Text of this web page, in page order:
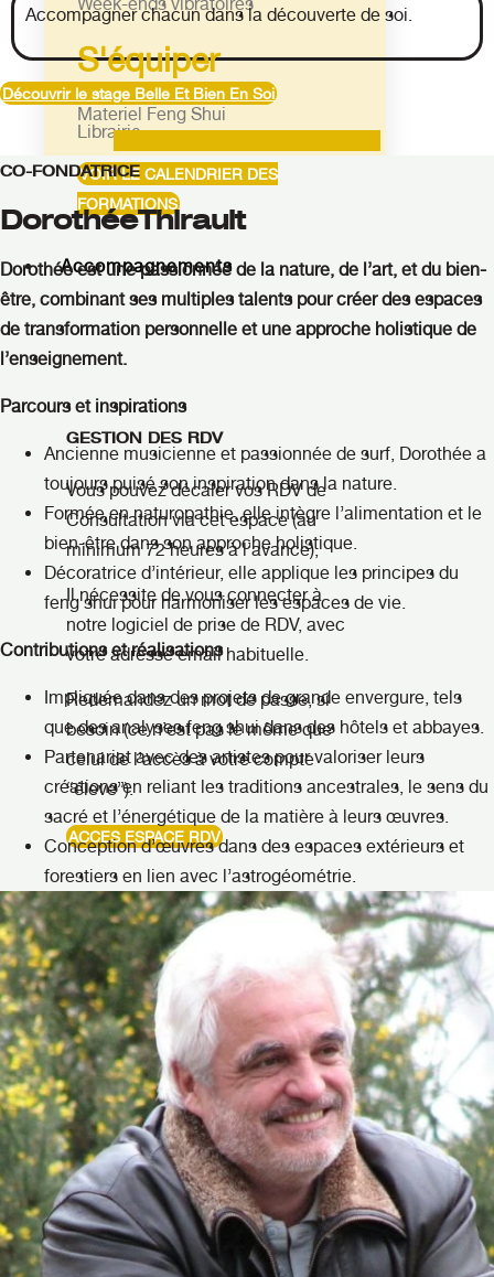
S'équiper
Materiel Feng Shui
Librairie
VOIR LE CALENDRIER DES
FORMATIONS
Accompagnements
GESTION DES RDV
Vous pouvez décaler vos RDV de
Consultation via cet espace (au
minimum 72 heures à l’avance),
Il nécessite de vous connecter à
notre logiciel de prise de RDV, avec
votre adresse email habituelle.
Redemandez un mot de passe, si
besoin (ce n’est pas le même que
celui de l’accès à votre compte
“éleve”).
ACCES ESPACE RDV
Consultations
ARTS
DIVINATOIRES
Consultations BaZi – Astrologie
chinoise
HABITAT
SAIN
Consultations Feng Shui
Accompagner chacun dans la découverte de soi.
Découvrir le stage Belle Et Bien En Soi
CO-FONDATRICE
DorothéeThirault
Dorothée est une passionnée de la nature, de l’art, et du bien-
être, combinant ses multiples talents pour créer des espaces
de transformation personnelle et une approche holistique de
l’enseignement.
Parcours et inspirations
Ancienne musicienne et passionnée de surf, Dorothée a
toujours puisé son inspiration dans la nature.
Formée en naturopathie, elle intègre l’alimentation et le
bien-être dans son approche holistique.
Décoratrice d’intérieur, elle applique les principes du
feng shui pour harmoniser les espaces de vie.
Contributions et réalisations
Impliquée dans des projets de grande envergure, tels
que des analyses feng shui dans des hôtels et abbayes.
Partenariat avec des artistes pour valoriser leurs
créations en reliant les traditions ancestrales, le sens du
sacré et l’énergétique de la matière à leurs œuvres.
Conception d’œuvres dans des espaces extérieurs et
forestiers en lien avec l’astrogéométrie.